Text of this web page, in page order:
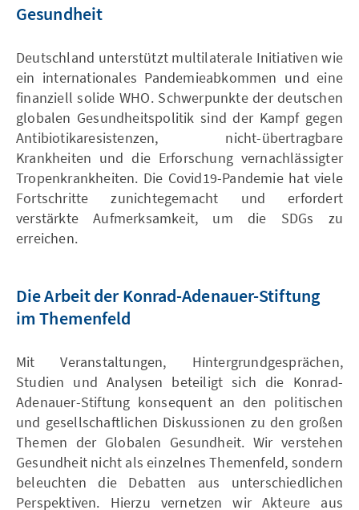
Gesundheit
Deutschland unterstützt multilaterale Initiativen wie
ein internationales Pandemieabkommen und eine
finanziell solide WHO. Schwerpunkte der deutschen
globalen Gesundheitspolitik sind der Kampf gegen
Antibiotikaresistenzen, nicht-übertragbare
Krankheiten und die Erforschung vernachlässigter
Tropenkrankheiten. Die Covid19-Pandemie hat viele
Fortschritte zunichtegemacht und erfordert
verstärkte Aufmerksamkeit, um die SDGs zu
erreichen.
Die Arbeit der Konrad-Adenauer-Stiftung
im Themenfeld
Mit Veranstaltungen, Hintergrundgesprächen,
Studien und Analysen beteiligt sich die Konrad-
Adenauer-Stiftung konsequent an den politischen
und gesellschaftlichen Diskussionen zu den großen
Themen der Globalen Gesundheit. Wir verstehen
Gesundheit nicht als einzelnes Themenfeld, sondern
beleuchten die Debatten aus unterschiedlichen
Perspektiven. Hierzu vernetzen wir Akteure aus